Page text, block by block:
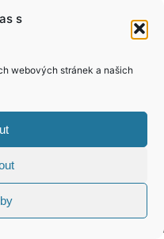
s
webových stránek a našich
All Rights